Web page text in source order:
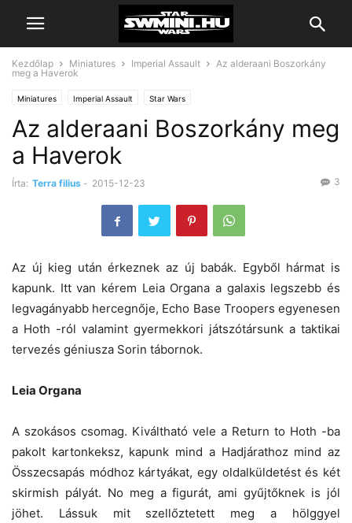
Kezdőlap Miniatures Imperial Assault
Az alderaani Boszorkány
meg a Haverok
Miniatures Imperial Assault Star Wars
Az alderaani Boszorkány meg
a Haverok
Írta: Terra filius - 2015-12-23 3
Az új kieg után érkeznek az új babák. Egyből hármat is
kapunk. Itt van kérem Leia Organa a galaxis legszebb és
legvagányabb hercegnője, Echo Base Troopers egyenesen
a Hoth -ról valamint gyermekkori játszótársunk a taktikai
tervezés géniusza Sorin tábornok.
Leia Organa
A szokásos csomag. Kiváltható vele a Return to Hoth -ba
pakolt kartonkeksz, kapunk mind a Hadjárathoz mind az
Összecsapás módhoz kártyákat, egy oldalküldetést és két
skirmish pályát. No meg a figurát, ami gyűjtőknek is jól
jöhet. Lássuk mit szellőztetett meg a hölggyel